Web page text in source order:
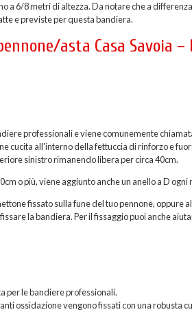
a 6/8 metri di altezza. Da notare che a
e previste per questa bandiera.
asta Casa Savoia –
professionali e viene comunemente
cucita all'interno della fettuccia di rinforzo e
sinistro rimanendo libera per circa 40cm.
o più, viene aggiunto anche un anello a D ogni
fissato sulla fune del tuo pennone, oppure
la bandiera. Per il fissaggio puoi anche
per le bandiere professionali.
ossidazione vengono fissati con una robusta